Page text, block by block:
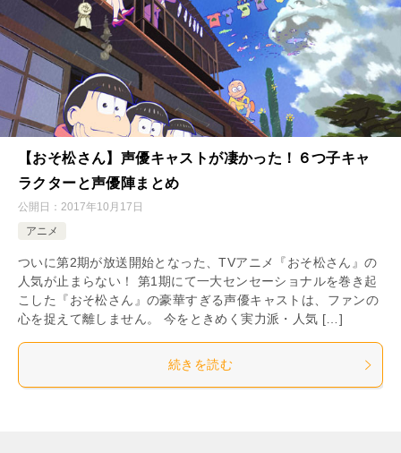
【おそ松さん】声優キャストが凄かった！６つ子キャ
ラクターと声優陣まとめ
公開日： 2017年10月17日
アニメ
ついに第2期が放送開始となった、TVアニメ『おそ松さん』の
人気が止まらない！ 第1期にて一大センセーショナルを巻き起
こした『おそ松さん』の豪華すぎる声優キャストは、ファンの
心を捉えて離しません。 今をときめく実力派・人気 […]
続きを読む